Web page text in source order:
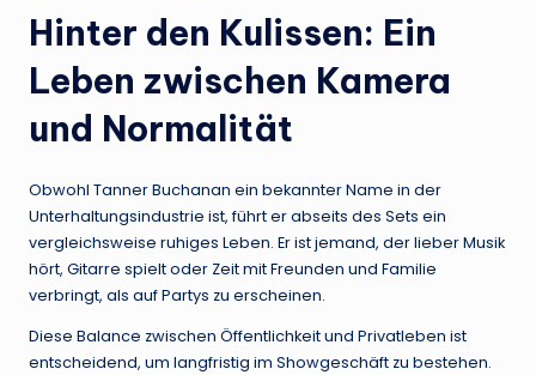
Hinter den Kulissen: Ein
Leben zwischen Kamera
und Normalität
Obwohl Tanner Buchanan ein bekannter Name in der
Unterhaltungsindustrie ist, führt er abseits des Sets ein
vergleichsweise ruhiges Leben. Er ist jemand, der lieber Musik
hört, Gitarre spielt oder Zeit mit Freunden und Familie
verbringt, als auf Partys zu erscheinen.
Diese Balance zwischen Öffentlichkeit und Privatleben ist
entscheidend, um langfristig im Showgeschäft zu bestehen.